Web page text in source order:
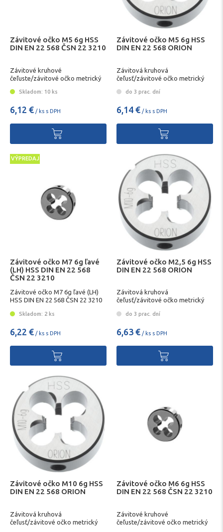
Závitové očko M5 6g HSS
DIN EN 22 568 ČSN 22 3210
Závitové kruhové
čeľuste/závitové očko metrický
Skladom: 10 ks
6,12 € / ks s DPH
Závitové očko M5 6g HSS
DIN EN 22 568 ORION
Závitová kruhová
čeľusť/závitové očko metrický
do 3 prac. dní
6,14 € / ks s DPH
VÝPREDAJ
Závitové očko M7 6g ľavé
(LH) HSS DIN EN 22 568
ČSN 22 3210
Závitové očko M7 6g ľavé (LH)
HSS DIN EN 22 568 ČSN 22 3210
Skladom: 2 ks
6,22 € / ks s DPH
Závitové očko M2,5 6g HSS
DIN EN 22 568 ORION
Závitová kruhová
čeľusť/závitové očko metrický
do 3 prac. dní
6,63 € / ks s DPH
Závitové očko M10 6g HSS
DIN EN 22 568 ORION
Závitová kruhová
čeľusť/závitové očko metrický
Závitové očko M6 6g HSS
DIN EN 22 568 ČSN 22 3210
Závitové kruhové
čeľuste/závitové očko metrický